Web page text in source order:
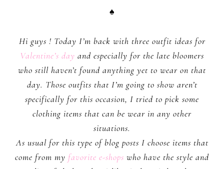
♠
Hi guys ! Today I’m back with three outfit ideas for
Valentine’s day and especially for the late bloomers
who still haven’t found anything yet to wear on that
day. Those outfits that I’m going to show aren’t
specifically for this occasion, I tried to pick some
clothing items that can be wear in any other
situations.
As usual for this type of blog posts I choose items that
come from my favorite e-shops who have the style and